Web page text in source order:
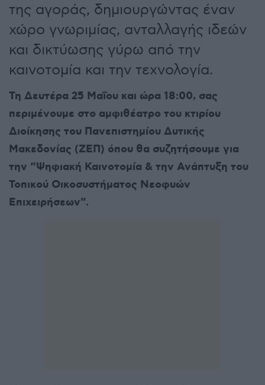
της αγοράς, δημιουργώντας έναν
χώρο γνωριμίας, ανταλλαγής ιδεών
και δικτύωσης γύρω από την
καινοτομία και την τεχνολογία.
Τη Δευτέρα 25 Μαΐου και ώρα 18:00, σας
περιμένουμε στο αμφιθέατρο του κτιρίου
Διοίκησης του Πανεπιστημίου Δυτικής
Μακεδονίας (ΖΕΠ) όπου θα συζητήσουμε για
την “Ψηφιακή Καινοτομία & την Ανάπτυξη του
Τοπικού Οικοσυστήματος Νεοφυών
Επιχειρήσεων”.